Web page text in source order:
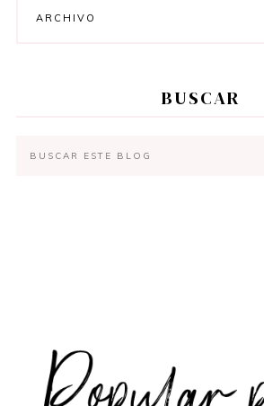
ARCHIVO
BUSCAR